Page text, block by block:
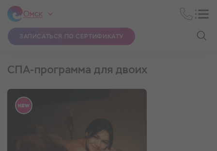
Омск
ЗАПИСАТЬСЯ ПО СЕРТИФИКАТУ
СПА-программа для двоих